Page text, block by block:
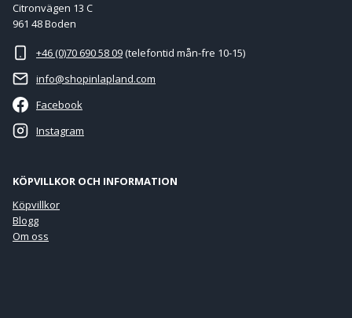
Citronvägen 13 C
961 48 Boden
+46 (0)70 690 58 09(telefontid mån-fre 10-15)
info@shopinlapland.com
Facebook
Instagram
KÖPVILLKOR OCH INFORMATION
Köpvillkor
Blogg
Om oss